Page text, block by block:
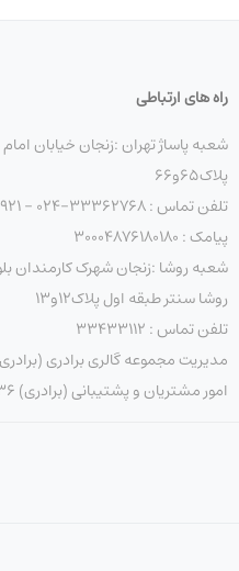
راه های ارتباطی
شعبه پاساژ تهران :زنجان خیابان
پلاک۶۵و۶۶
تلفن تماس : 33362768-024 - 33360921-024 - 33360274-024
پیامک : ۳۰۰۰۴۸۷۶۱۸۰۱۸۰
شعبه روشا :زنجان شهرک کارمندان
روشا سنتر طبقه اول پلاک۱۲و۱۳
تلفن تماس : ۳۳۴۳۳۱۱۲
مدیریت مجموعه گالری برادری (برادری)
امور مشتریان و پشتیبانی (برادری) 09058808636